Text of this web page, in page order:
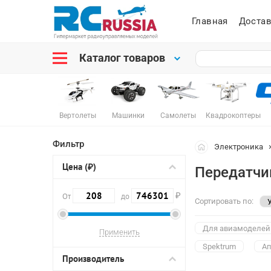
Главная
Каталог товаров
Вертолеты Машинки Самолеты Квадрокоптеры
Фильтр
Цена (₽)
От до ₽
Производитель
Электроника
Сортировать по:
Для авиамоделей
Spektrum